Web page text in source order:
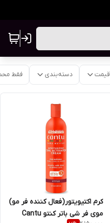
قیمت دسته‌بندی فقط
کرم اکتیویتور(فعال کننده فر مو)
موی فر شی باتر کنتو Cantu